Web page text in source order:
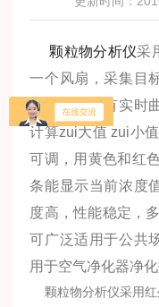
颗粒物分析仪采
一个风扇，采集目
系统设计，有实时
计算zui大值 zui小
可调，用黄色和红
条能显示当前浓度
度高，性能稳定，
可广泛适用于公共
用于空气净化器净
颗粒物分析仪采用红